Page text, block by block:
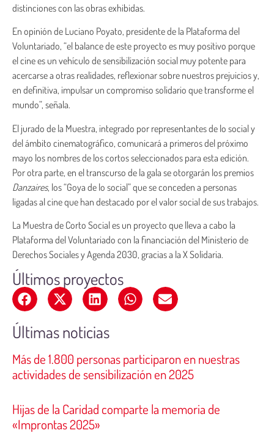
distinciones con las obras exhibidas.
En opinión de Luciano Poyato, presidente de la Plataforma del
Voluntariado, “el balance de este proyecto es muy positivo porque
el cine es un vehículo de sensibilización social muy potente para
acercarse a otras realidades, reflexionar sobre nuestros prejuicios y,
en definitiva, impulsar un compromiso solidario que transforme el
mundo”, señala.
El jurado de la Muestra, integrado por representantes de lo social y
del ámbito cinematográfico, comunicará a primeros del próximo
mayo los nombres de los cortos seleccionados para esta edición.
Por otra parte, en el transcurso de la gala se otorgarán los premios
Danzaires, los “Goya de lo social” que se conceden a personas
ligadas al cine que han destacado por el valor social de sus trabajos.
La Muestra de Corto Social es un proyecto que lleva a cabo la
Plataforma del Voluntariado con la financiación del Ministerio de
Derechos Sociales y Agenda 2030, gracias a la X Solidaria.
Últimos proyectos
Últimas noticias
Más de 1.800 personas participaron en nuestras
actividades de sensibilización en 2025
Hijas de la Caridad comparte la memoria de
«Improntas 2025»